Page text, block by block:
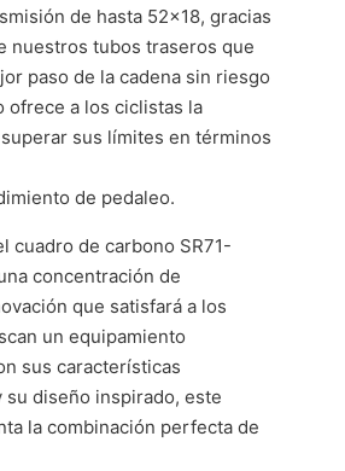
de hasta 52×18, gracias
nuestros tubos traseros que
paso de la cadena sin riesgo
ofrece a los ciclistas la
sus límites en términos
de pedaleo.
cuadro de carbono SR71-
concentración de
que satisfará a los
un equipamiento
sus características
su diseño inspirado, este
la combinación perfecta de